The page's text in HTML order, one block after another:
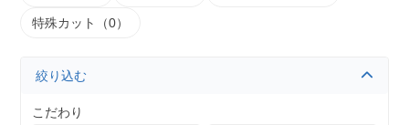
特殊カット（0）
絞り込む
こだわり